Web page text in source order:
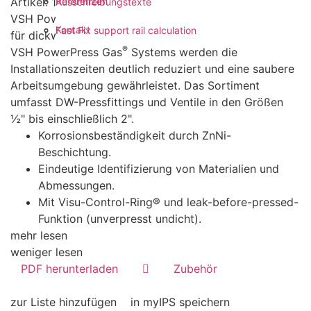
Fast Fix support rail calculation
Kontakt
VSH PowerPress Gas
für dickwandige Stahlrohre. Durch den Einsatz des
VSH PowerPress Gas® Systems werden die
Installationszeiten deutlich reduziert und eine saubere
Arbeitsumgebung gewährleistet. Das Sortiment
umfasst DW-Pressfittings und Ventile in den Größen
½" bis einschließlich 2".
Korrosionsbeständigkeit durch ZnNi-
Beschichtung.
Eindeutige Identifizierung von Materialien und
Abmessungen.
Mit Visu-Control-Ring® und leak-before-pressed-
Funktion (unverpresst undicht).
mehr lesen
weniger lesen
PDF herunterladen
Zubehör
zur Liste hinzufügen in myIPS speichern